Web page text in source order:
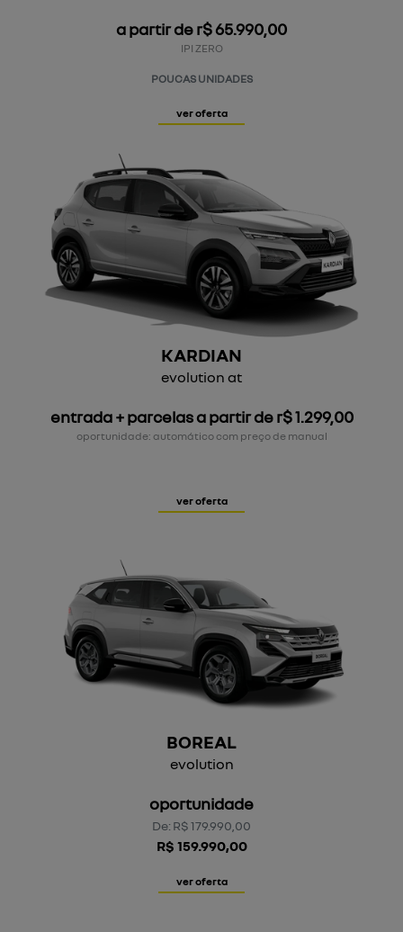
a partir de r$ 65.990,00
IPI ZERO
POUCAS UNIDADES
ver oferta
KARDIAN
evolution at
entrada + parcelas a partir de r$ 1.299,00
oportunidade: automático com preço de manual
ver oferta
BOREAL
evolution
oportunidade
De: R$ 179.990,00
R$ 159.990,00
ver oferta